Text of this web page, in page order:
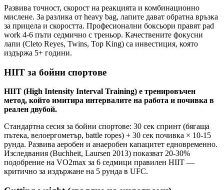
Развива точност, скорост на реакцията и комбинационно
мислене. За разлика от heavy bag, лапите дават обратна връзка
за прицела и скоростта. Професионални боксьори правят pad
work 4-6 пъти седмично с треньор. Качествените фокусни
лапи (Cleto Reyes, Twins, Top King) са инвестиция, която
издържа 5+ години.
HIIT за бойни спортове
HIIT (High Intensity Interval Training) е тренировъчен
метод, който имитира интервалите на работа и почивка в
реален двубой.
Стандартна сесия за бойни спортове: 30 сек спринт (бягаща
пътека, велоергометър, battle ropes) + 30 сек почивка × 10-15
рунда. Развива аеробен и анаеробен капацитет едновременно.
Изследвания (Buchheit, Laursen 2013) показват 20-30%
подобрение на VO2max за 6 седмици правилен HIIT —
критично за издържане на 5 рунда в UFC.